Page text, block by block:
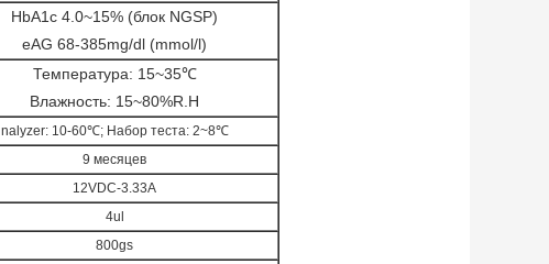
HbA1c 4.0~15% (блок NGSP)
eAG 68-385mg/dl (mmol/l)
Температура: 15~35℃
Влажность: 15~80%R.H
nalyzer: 10-60℃; Набор теста: 2~8℃
9 месяцев
12VDC-3.33A
4ul
800gs